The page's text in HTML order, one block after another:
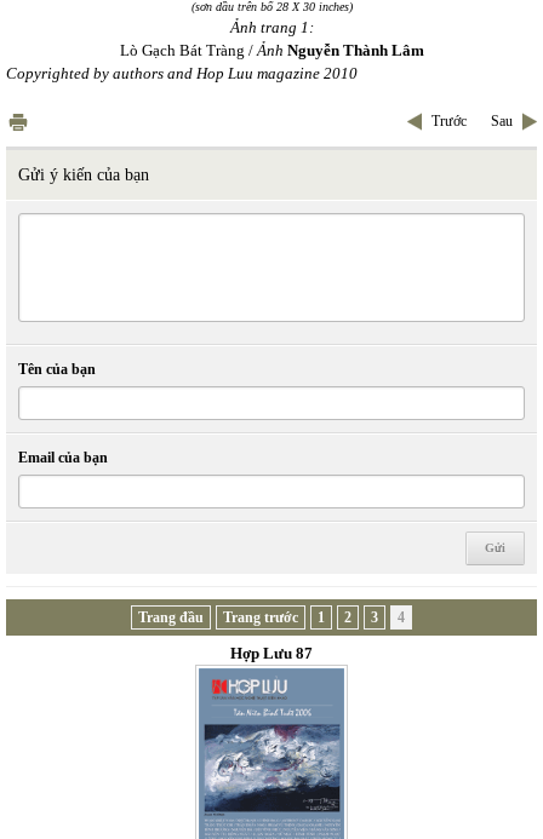
(sơn dầu trên bố 28 X 30 inches)
Ảnh trang 1:
Lò Gạch Bát Tràng /Ảnh Nguyễn Thành Lâm
Copyrighted by authors and Hop Luu magazine 2010
Trước Sau
Gửi ý kiến của bạn
Tên của bạn
Email của bạn
Trang đầu Trang trước 1 2 3 4
Hợp Lưu 87